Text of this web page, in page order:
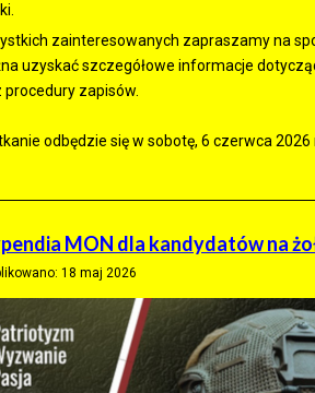
zainteresowanych zapraszamy na
uzyskać szczegółowe informacje
procedury zapisów.
odbędzie się w sobotę, 6 czerwca
MON dla kandydatów na
18 maj 2026